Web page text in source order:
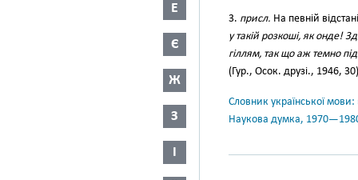
Е
Є
Ж
З
І
3. присл. На певній
у такій розкоші, як онде!
гіллям, так що аж темно
(Гур., Осок. друзі., 1946,
Словник української
Наукова думка,